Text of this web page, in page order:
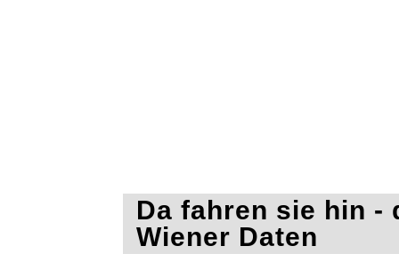
Da fahren sie hin -
Wiener Daten